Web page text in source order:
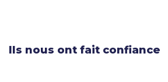
Ils nous ont fait confiance